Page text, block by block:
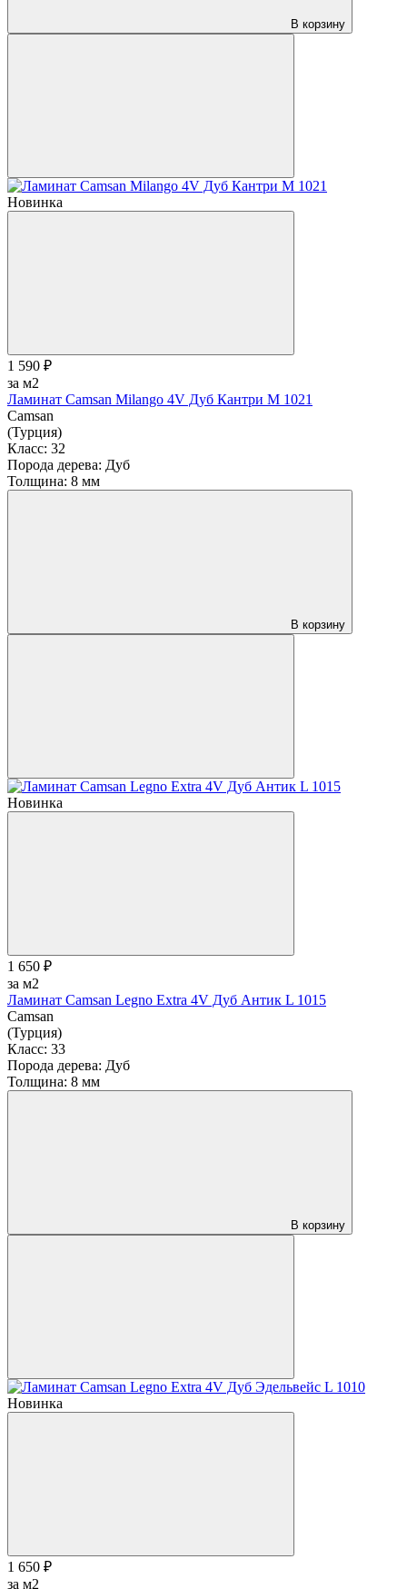
В корзину
Новинка
1 590 ₽
за м2
Ламинат Camsan Milango 4V Дуб Кантри М 1021
Camsan
(Турция)
Класс: 32
Порода дерева: Дуб
Толщина: 8 мм
В корзину
Новинка
1 650 ₽
за м2
Ламинат Camsan Legno Extra 4V Дуб Антик L 1015
Camsan
(Турция)
Класс: 33
Порода дерева: Дуб
Толщина: 8 мм
В корзину
Новинка
1 650 ₽
за м2